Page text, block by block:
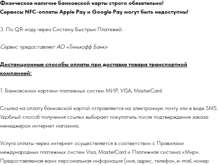
Физическое наличие банковской карты строго обязательно!
Сервисы NFC-оплаты Apple Pay и Google Pay могут быть недоступны!
3. По QR-коду через Систему Быстрых Платежей.
Сервис предоставляет АО «Тинькофф Банк»
Дистанционные способы оплаты при доставке товара транспортной
компанией:
1. Банковскими картами платежных систем МИР, VISA, MasterCard.
Ссылка на оплату банковской картой отправляется на электронную почту или в виде SMS.
Удобный способ получения ссылки выбирает покупатель после подтверждения заказа
менеджером интернет магазина.
Услуга оплаты через интернет осуществляется в соответствии с Правилами
международных платежных систем Visa, MasterCard и Платежная система «Мир».
Предоставляемая вами персональная информация (имя, адрес, телефон, e-mail, номер